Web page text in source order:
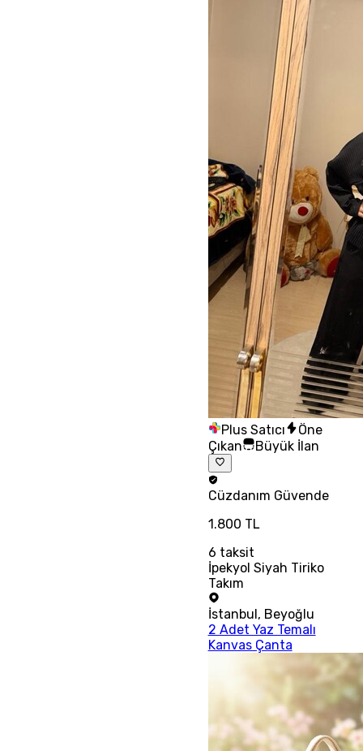
Plus Satıcı
Öne
Çıkan
Büyük İlan
Cüzdanım Güvende
1.800 TL
6 taksit
İpekyol Siyah Tiriko
Takım
İstanbul, Beyoğlu
2 Adet Yaz Temalı
Kanvas Çanta